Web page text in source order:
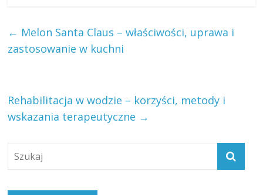
← Melon Santa Claus – właściwości, uprawa i
zastosowanie w kuchni
Rehabilitacja w wodzie – korzyści, metody i
wskazania terapeutyczne →